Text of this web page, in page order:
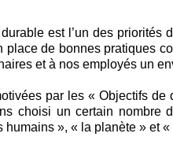
est l’un des
place de bonnes pratiques
et à nos employés un
par les « Objectifs
choisi un certain nombre
humains », « la planète » et